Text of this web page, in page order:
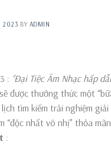
2023 BY ADMIN
: ‘’Đại Tiệc Âm Nhạc hấp
được thưởng thức một
tìm kiếm trải nghiệm
“độc nhất vô nhị” thỏa
: